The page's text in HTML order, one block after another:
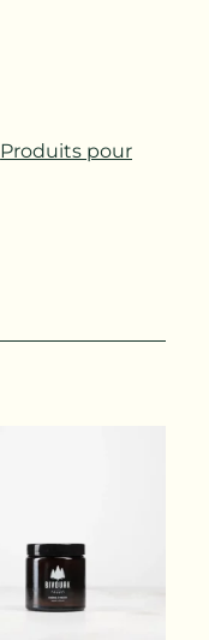
Produits pour